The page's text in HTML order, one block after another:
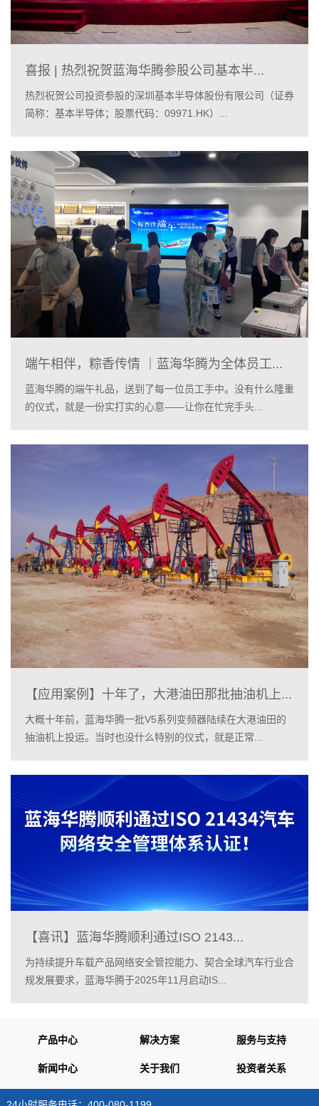
喜报 | 热烈祝贺蓝海华腾参股公司基本半...
热烈祝贺公司投资参股的深圳基本半导体股份有限公司（证券
简称：基本半导体；股票代码：09971.HK）...
端午相伴，粽香传情 ｜蓝海华腾为全体员工...
蓝海华腾的端午礼品，送到了每一位员工手中。没有什么隆重
的仪式，就是一份实打实的心意——让你在忙完手头...
【应用案例】十年了，大港油田那批抽油机上...
大概十年前，蓝海华腾一批V5系列变频器陆续在大港油田的
抽油机上投运。当时也没什么特别的仪式，就是正常...
【喜讯】蓝海华腾顺利通过ISO 2143...
为持续提升车载产品网络安全管控能力、契合全球汽车行业合
规发展要求，蓝海华腾于2025年11月启动IS...
产品中心 解决方案 服务与支持
新闻中心 关于我们 投资者关系